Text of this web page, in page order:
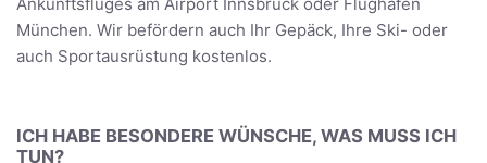
München. Wir befördern auch Ihr Gepäck, Ihre Ski- oder
auch Sportausrüstung kostenlos.
ICH HABE BESONDERE WÜNSCHE, WAS MUSS ICH
TUN?